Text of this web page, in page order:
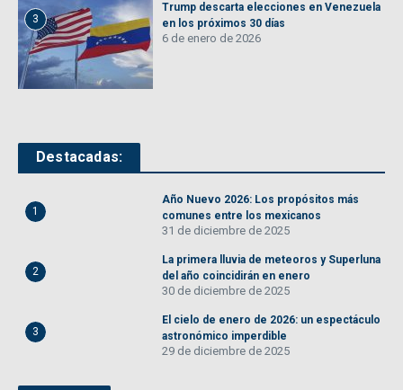
3
Trump descarta elecciones en Venezuela
en los próximos 30 días
6 de enero de 2026
Destacadas:
1
Año Nuevo 2026: Los propósitos más
comunes entre los mexicanos
31 de diciembre de 2025
2
La primera lluvia de meteoros y Superluna
del año coincidirán en enero
30 de diciembre de 2025
3
El cielo de enero de 2026: un espectáculo
astronómico imperdible
29 de diciembre de 2025